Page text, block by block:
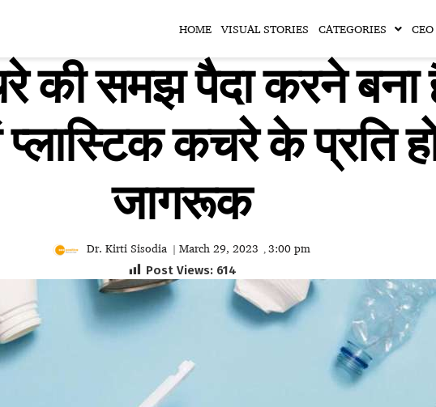
HOME VISUAL STORIES CATEGORIES
की समझ पैदा करने बना
प्लास्टिक कचरे के प्रति
जागरूक
Dr. Kirti Sisodia | March 29, 2023 , 3:00 pm
Post Views: 614